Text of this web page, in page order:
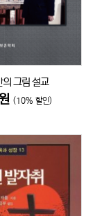
그림 설교
(10% 할인)